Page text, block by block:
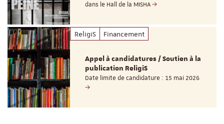
dans le Hall de la MISHA
ReligiS Financement
Appel à candidatures / Soutien à la
publication ReligiS
Date limite de candidature : 15 mai 2026